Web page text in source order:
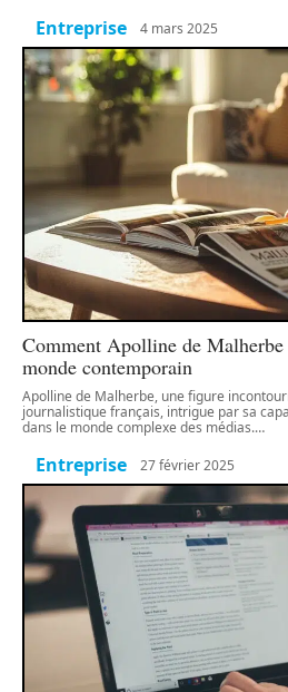
Entreprise 4 mars 2025
Comment Apolline de Malherbe
monde contemporain
Apolline de Malherbe, une figure
journalistique français, intrigue par sa
dans le monde complexe des médias.…
Entreprise 27 février 2025